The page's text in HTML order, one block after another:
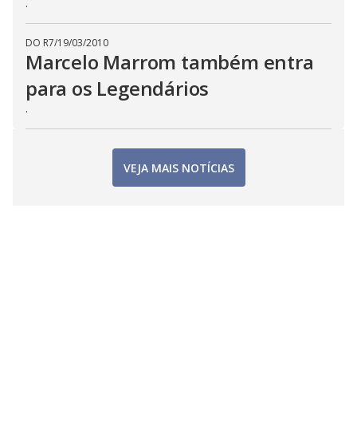
DO R7/19/03/2010
Marcelo Marrom também entra
para os Legendários
.
VEJA MAIS NOTÍCIAS